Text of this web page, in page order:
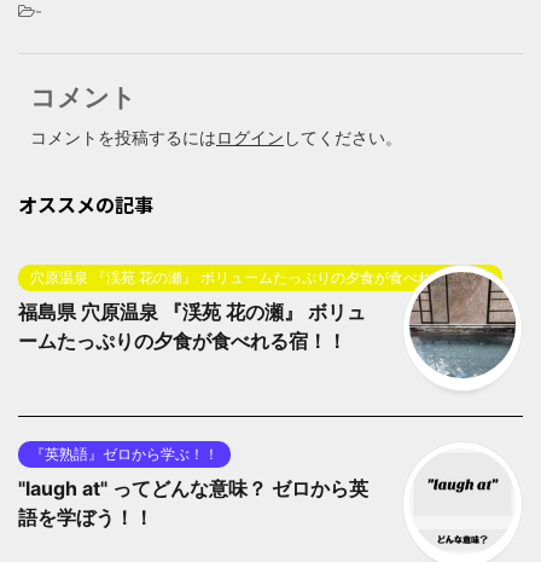
-
コメント
コメントを投稿するにはログイン してください。
オススメの記事
穴原温泉 『渓苑 花の瀬』 ボリュームたっぷりの夕食が食べれる宿！！
福島県 穴原温泉 『渓苑 花の瀬』 ボリュ
ームたっぷりの夕食が食べれる宿！！
『英熟語』ゼロから学ぶ！！
"laugh at" ってどんな意味？ ゼロから英
語を学ぼう！！